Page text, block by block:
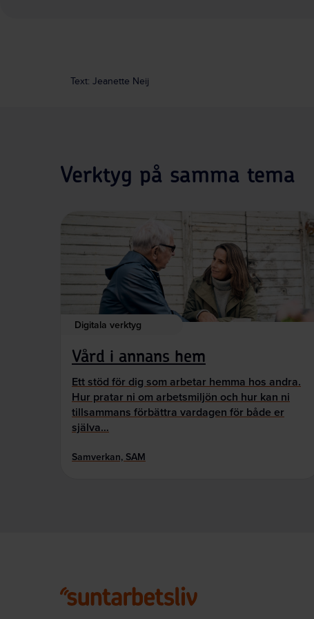
Text: Jeanette Neij
Verktyg på samma tema
Digitala verktyg
Vård i annans hem
Ett stöd för dig som arbetar hemma hos andra.
Hur pratar ni om arbetsmiljön och hur kan ni
tillsammans förbättra vardagen för både er
själva…
Samverkan, SAM